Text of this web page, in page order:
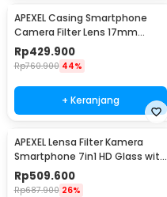
APEXEL Casing Smartphone
Camera Filter Lens 17mm
Thread Samsung S25 Ultra -
APL-C17
Rp429.900
Rp760.900 44%
+ Keranjang
APEXEL Lensa Filter Kamera
Smartphone 7in1 HD Glass with
Clip 58mm - APL-58STAR
Rp509.600
Rp687.900 26%